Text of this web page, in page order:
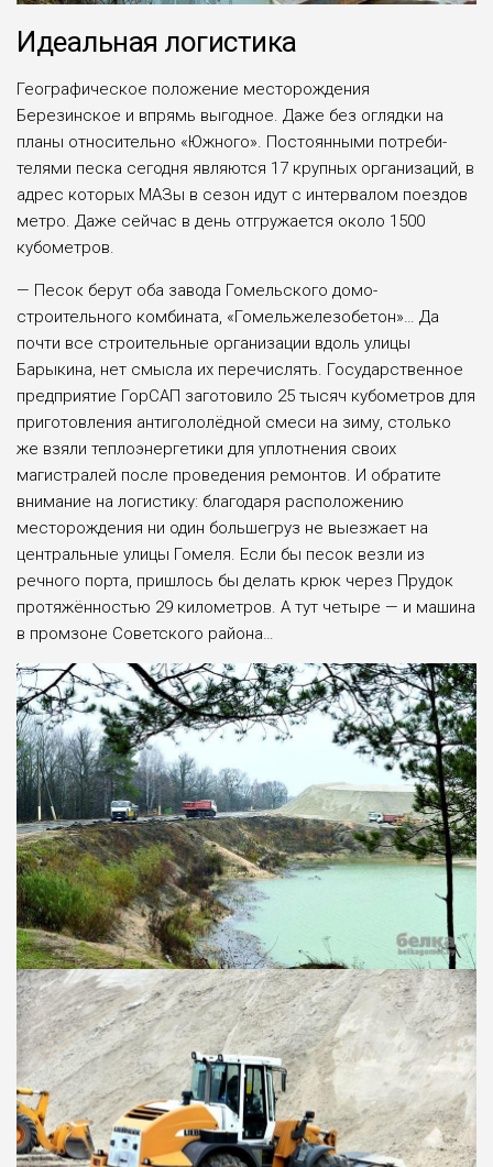
Идеальная логистика
Географическое поло­жение месторождения
Березинское и впрямь выгодное. Даже без оглядки на
планы от­носительно «Южного». Постоянными потреби­
телями песка сегодня яв­ляются 17 крупных орга­низаций, в
адрес которых МАЗы в сезон идут с ин­тервалом поездов
метро. Даже сейчас в день отгру­жается около 1500
кубомет­ров.
— Песок берут оба за­вода Гомельского домо­
строительного комбината, «Гомельжелезобетон»… Да
почти все строитель­ные организации вдоль улицы
Барыкина, нет смысла их перечислять. Государственное
пред­приятие ГорСАП загото­вило 25 тысяч кубометров для
приготовления анти­гололёдной смеси на зи­му, столько
же взяли те­плоэнергетики для уплот­нения своих
магистралей после проведения ремон­тов. И обратите
внимание на логистику: благодаря расположению
месторож­дения ни один большегруз не выезжает на
централь­ные улицы Гомеля. Если бы песок везли из
речно­го порта, пришлось бы де­лать крюк через Прудок
протяжённостью 29 ки­лометров. А тут че­тыре — и машина
в пром­зоне Советского района…